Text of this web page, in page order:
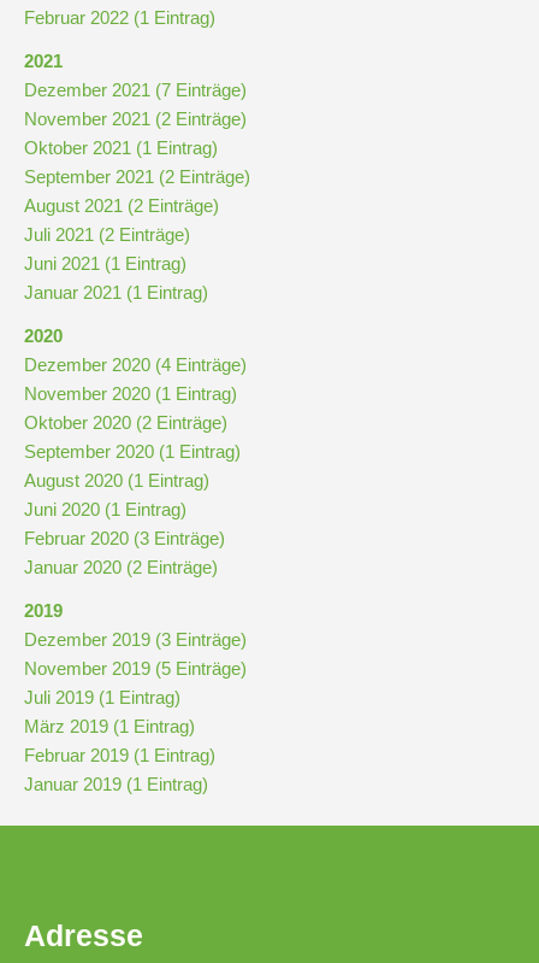
6
Stufe
7
und
8
Stufe
9
Hauptschulbildungsgang
Wahlpflichtunterricht
ab
Was
war?
Organisatorisches
Terminplan
Formulare
Februar 2022 (1 Eintrag)
2021
Dezember 2021 (7 Einträge)
November 2021 (2 Einträge)
Oktober 2021 (1 Eintrag)
September 2021 (2 Einträge)
August 2021 (2 Einträge)
Juli 2021 (2 Einträge)
Juni 2021 (1 Eintrag)
Januar 2021 (1 Eintrag)
2020
Dezember 2020 (4 Einträge)
November 2020 (1 Eintrag)
Oktober 2020 (2 Einträge)
September 2020 (1 Eintrag)
August 2020 (1 Eintrag)
Juni 2020 (1 Eintrag)
Februar 2020 (3 Einträge)
Januar 2020 (2 Einträge)
2019
Dezember 2019 (3 Einträge)
November 2019 (5 Einträge)
Juli 2019 (1 Eintrag)
März 2019 (1 Eintrag)
Februar 2019 (1 Eintrag)
Januar 2019 (1 Eintrag)
Adresse